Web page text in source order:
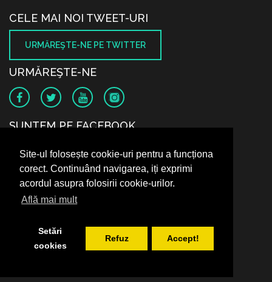
Site-ul folosește cookie-uri pentru a funcționa
corect. Continuând navigarea, iți exprimi
acordul asupra folosirii cookie-urilor.
Află mai mult
Setări
cookies
Refuz Accept!
CELE MAI NOI TWEET-URI
URMĂREŞTE-NE PE TWITTER
URMĂREŞTE-NE
SUNTEM PE FACEBOOK